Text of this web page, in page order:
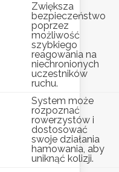
Zwiększa
bezpieczeństwo
poprzez
możliwość
szybkiego
reagowania na
niechronionych
uczestników
ruchu.
System może
rozpoznać
rowerzystów i
dostosować
swoje działania
hamowania, aby
uniknąć kolizji.